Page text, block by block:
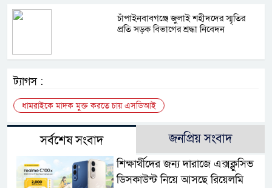
চাঁপাইনবাবগঞ্জে জুলাই শহীদদের স্মৃতির
প্রতি সড়ক বিভাগের শ্রদ্ধা নিবেদন
ট্যাগস :
ধামরাইকে মাদক মুক্ত করতে চায় এসডিআই
সর্বশেষ সংবাদ জনপ্রিয় সংবাদ
শিক্ষার্থীদের জন্য দারাজে এক্সক্লুসিভ
ডিসকাউন্ট নিয়ে আসছে রিয়েলমি